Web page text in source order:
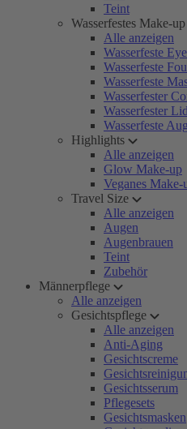
Teint
Wasserfestes Make-up
Alle anzeigen
Wasserfeste
Wasserfeste
Wasserfeste
Wasserfester
Wasserfester
Wasserfeste
Highlights
Alle anzeigen
Glow Make-up
Veganes Make-
Travel Size
Alle anzeigen
Augen
Augenbrauen
Teint
Zubehör
Männerpflege
Alle anzeigen
Gesichtspflege
Alle anzeigen
Anti-Aging
Gesichtscreme
Gesichtsserum
Pflegesets
Gesichtsmasken